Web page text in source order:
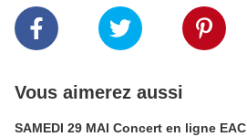
Vous aimerez aussi
SAMEDI 29 MAI Concert en ligne EAC